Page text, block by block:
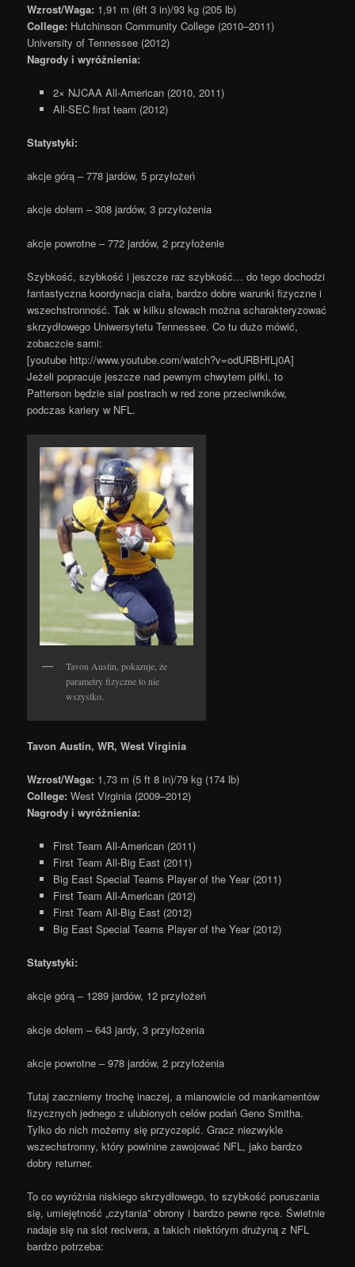
Wzrost/Waga: 1,91 m (6ft 3 in)/93 kg (205 lb)
College: Hutchinson Community College (2010–2011)
University of Tennessee (2012)
Nagrody i wyróżnienia:
2× NJCAA All-American (2010, 2011)
All-SEC first team (2012)
Statystyki:
akcje górą – 778 jardów, 5 przyłożeń
akcje dołem – 308 jardów, 3 przyłożenia
akcje powrotne – 772 jardów, 2 przyłożenie
Szybkość, szybkość i jeszcze raz szybkość… do tego dochodzi
fantastyczna koordynacja ciała, bardzo dobre warunki fizyczne i
wszechstronność. Tak w kilku słowach można scharakteryzować
skrzydłowego Uniwersytetu Tennessee. Co tu dużo mówić,
zobaczcie sami:
[youtube http://www.youtube.com/watch?v=odURBHfLj0A]
Jeżeli popracuje jeszcze nad pewnym chwytem piłki, to
Patterson będzie siał postrach w red zone przeciwników,
podczas kariery w NFL.
Tavon Austin, pokazuje, że
parametry fizyczne to nie
wszystko.
Tavon Austin, WR, West Virginia
Wzrost/Waga: 1,73 m (5 ft 8 in)/79 kg (174 lb)
College: West Virginia (2009–2012)
Nagrody i wyróżnienia:
First Team All-American (2011)
First Team All-Big East (2011)
Big East Special Teams Player of the Year (2011)
First Team All-American (2012)
First Team All-Big East (2012)
Big East Special Teams Player of the Year (2012)
Statystyki:
akcje górą – 1289 jardów, 12 przyłożeń
akcje dołem – 643 jardy, 3 przyłożenia
akcje powrotne – 978 jardów, 2 przyłożenia
Tutaj zaczniemy trochę inaczej, a mianowicie od mankamentów
fizycznych jednego z ulubionych celów podań Geno Smitha.
Tylko do nich możemy się przyczepić. Gracz niezwykle
wszechstronny, który powinine zawojować NFL, jako bardzo
dobry returner.
To co wyróżnia niskiego skrzydłowego, to szybkość poruszania
się, umiejętność „czytania” obrony i bardzo pewne ręce. Świetnie
nadaje się na slot recivera, a takich niektórym drużyną z NFL
bardzo potrzeba: